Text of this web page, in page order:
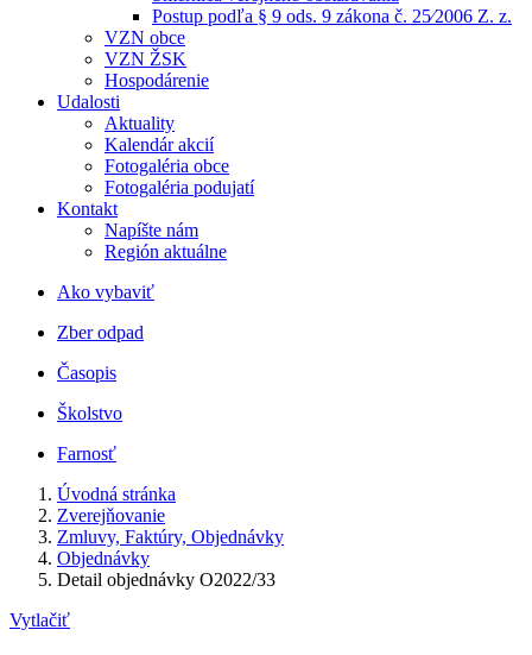
Postup podľa § 9 ods. 9 zákona č. 25⁄2006 Z. z.
VZN obce
VZN ŽSK
Hospodárenie
Udalosti
Aktuality
Kalendár akcií
Fotogaléria obce
Fotogaléria podujatí
Kontakt
Napíšte nám
Región aktuálne
Ako vybaviť
Zber odpad
Časopis
Školstvo
Farnosť
Úvodná stránka
Zverejňovanie
Zmluvy, Faktúry, Objednávky
Objednávky
Detail objednávky O2022/33
Vytlačiť